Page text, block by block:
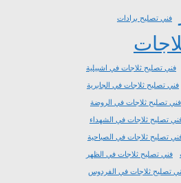
فني تصليح برادات
فني تصليح ثلاجات في اشبيلية
فني تصليح ثلاجات في الجابرية
فني تصليح ثلاجات في الروضة
تصليح ثلاجات في الشهداء
تصليح ثلاجات في الصباحية
فني تصليح ثلاجات في الظهر
تصليح ثلاجات في الفردوس